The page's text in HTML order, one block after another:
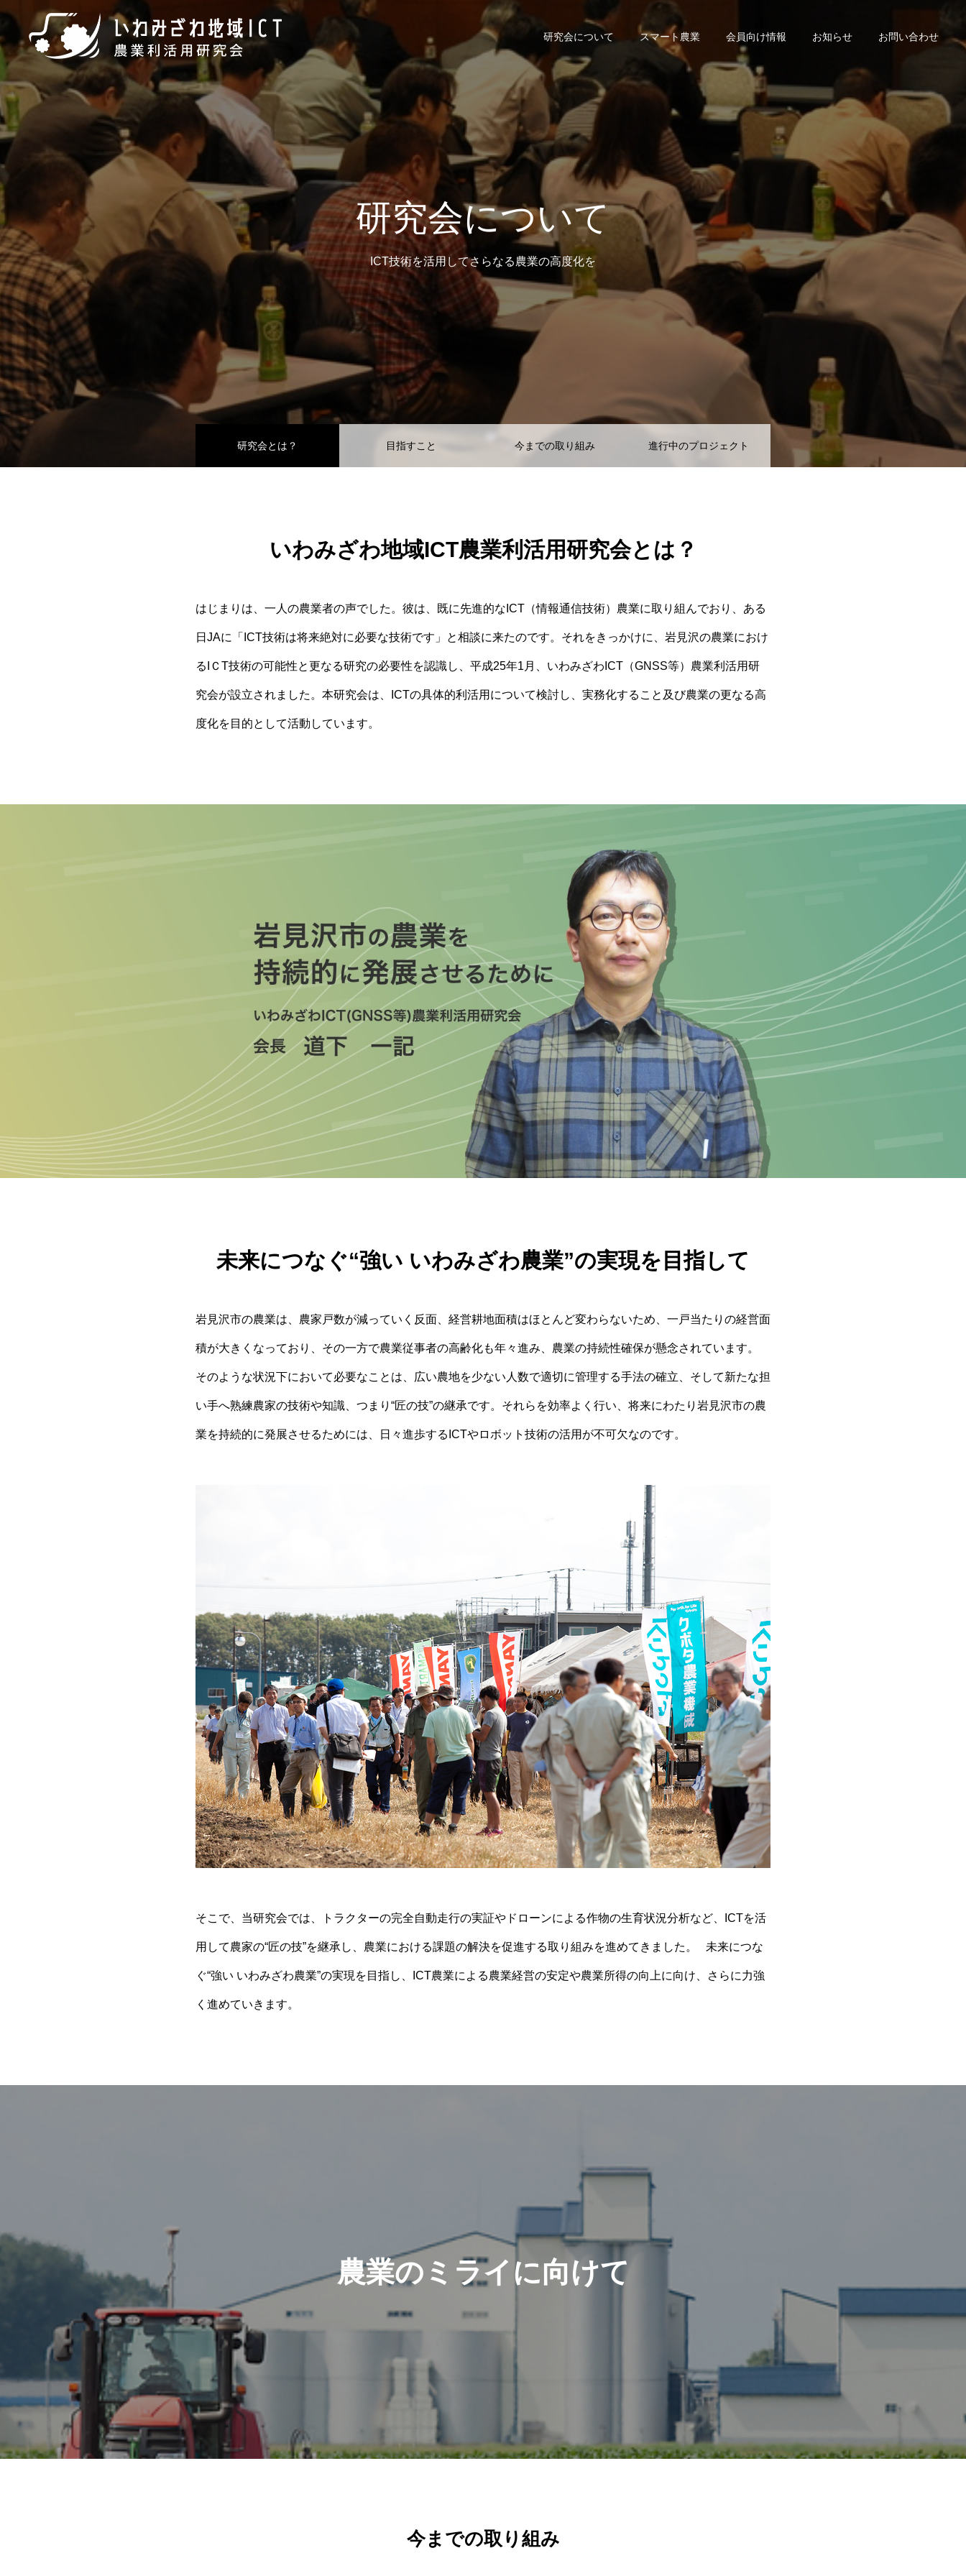
研究会について スマート農業 会員向け情報 お知らせ お問い合わせ
研究会について
ICT技術を活用してさらなる農業の高度化を
研究会とは？ 目指すこと 今までの取り組み 進行中のプロジェクト
いわみざわ地域ICT農業利活用研究会とは？
はじまりは 、一人の農業者の声でした。 彼は、 既に先進的な ICT （情報通信技術） 農業に取り組んでおり、ある
日 JAに 「 ICT技術は将来絶対に必要な技術です」 と相談に来たのです。 それをきっかけに、 岩見沢の農業におけ
る IＣT技術の可能性と更なる研究の必要性を認識し、 平成25年1月 いわみざわICT （GNSS等） 農業利活用研
究会が設立されました 。本研究会は、 ICTの具体的利 活用について検討し、実務化すること 及び農業の更なる高
度化を目的として活動しています。
未来につなぐ“強い いわみざわ農業”の実現を目指して
岩見沢市の農業は、農家戸数が減っていく反面、経営耕地面積はほとんど変わらないため、一戸当たりの経営面
積が大きくなっており、その一方で農業従事者の高齢化も年々進み、農業の持続性確保が懸念されています。
そのような状況下において必要なことは、広い農地を少ない人数で適切に管理する手法の確立、そして新たな担
い手へ熟練農家の技術や知識、つまり “匠の技”の継承です。それらを効率よく行い、将来にわたり岩見沢市の農
業を持続的に発展させるためには、日々進歩する ICTやロボット技術の活用が不可欠なのです。
そこで、当研究会では、トラクターの完全自動走行の実証やドローンによる作物の生育状況分析など、ICTを活
用して農家の“匠の技”を継承し、農業における課題の解決を促進する取り組みを進めてきました。 未来につな
ぐ“強い いわみざわ農業”の実現を目指し、 ICT農業による農業経営の安定や農業所得の向上に向け、さらに力強
く進めていきます。
農業のミライに向けて
今までの取り組み